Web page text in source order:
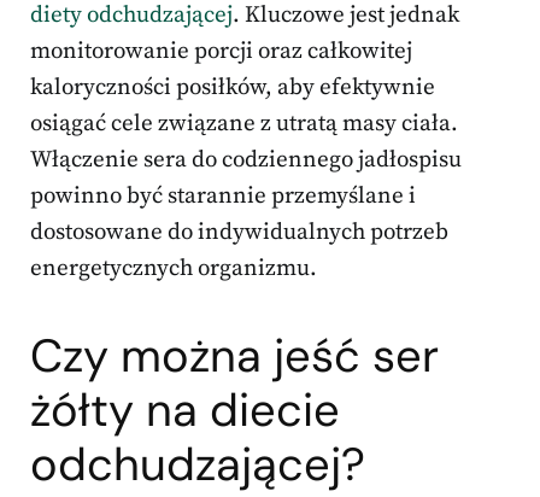
diety odchudzającej. Kluczowe jest jednak
monitorowanie porcji oraz całkowitej
kaloryczności posiłków, aby efektywnie
osiągać cele związane z utratą masy ciała.
Włączenie sera do codziennego jadłospisu
powinno być starannie przemyślane i
dostosowane do indywidualnych potrzeb
energetycznych organizmu.
Czy można jeść ser
żółty na diecie
odchudzającej?